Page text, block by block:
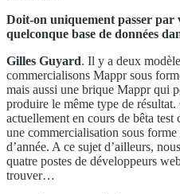
Doit-on uniquement passer par
quelconque base de données
Gilles Guyard. Il y a deux
commercialisons Mappr sous
mais aussi une brique Mappr qui
produire le même type de
actuellement en cours de bêta
une commercialisation sous
d’année. A ce sujet d’ailleurs,
quatre postes de développeurs
trouver…